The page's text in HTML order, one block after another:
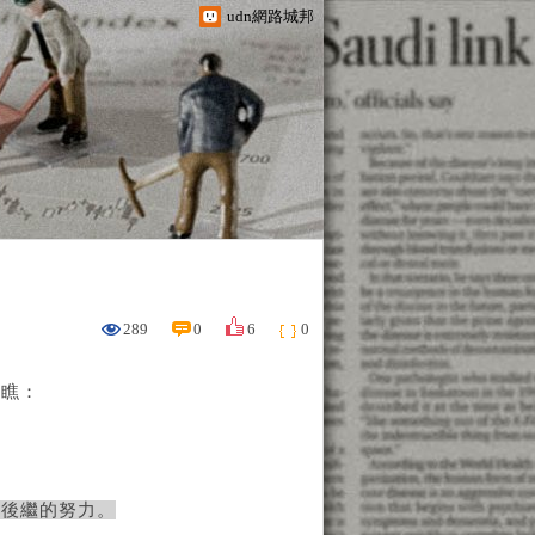
udn網路城邦
289 0 6 0
：
繼的努力。